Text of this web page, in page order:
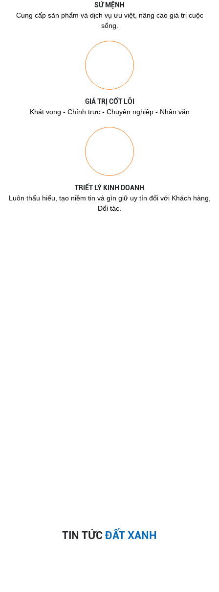
SỨ MỆNH
Cung cấp sản phẩm và dịch vụ ưu việt, nâng cao giá trị cuộc
sống.
GIÁ TRỊ CỐT LÕI
Khát vọng - Chính trực - Chuyên nghiệp - Nhân văn
TRIẾT LÝ KINH DOANH
Luôn thấu hiểu, tạo niềm tin và gìn giữ uy tín đối với Khách hàng,
Đối tác.
TIN TỨC ĐẤT XANH